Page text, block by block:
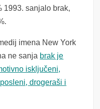
1993. sanjalo brak,
imena New York
ne sanja brak je
isključeni,
drogeraši i